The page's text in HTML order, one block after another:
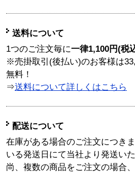
送料について
1つのご注文毎に一律1,100円(税
※売掛取引(後払い)のお客様は
無料！
⇒送料について詳しくはこちら
配送について
在庫がある場合のご注文につき
いる発送日にて当社より発送い
尚、複数の商品をご注文の場合